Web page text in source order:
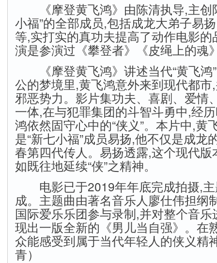
《摩登黄飞鸿》由陈清执导,主创
小福”的全部成员,包括成龙大弟子易
等,实打实的真功夫提高了动作电影
演是参演过《攀登者》《皮绳上的魂
《摩登黄飞鸿》讲述当代“黄飞鸿
公的梦境里,黄飞鸿意外来到现代都
邪恶势力。影片集功夫、喜剧、爱情
一体,在与犯罪集团的斗智斗勇中,经
鸿依然固守心中的“侠义”。本片中,黄
是“新七小福”成员易扬,他不仅是成龙
春第四代传人。易扬透露,这个现代
如既往地延续“侠”之精神。
电影已于2019年年底完成拍摄,主
成。主题曲由著名音乐人廖仕伟担纲
国际爱乐乐团参与录制,并对整个音
现出一版全新的《男儿当自强》。在
众能感受到属于当代年轻人的侠义精
青）